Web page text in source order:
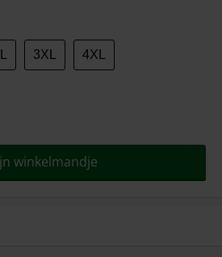
3XL 4XL
winkelmandje